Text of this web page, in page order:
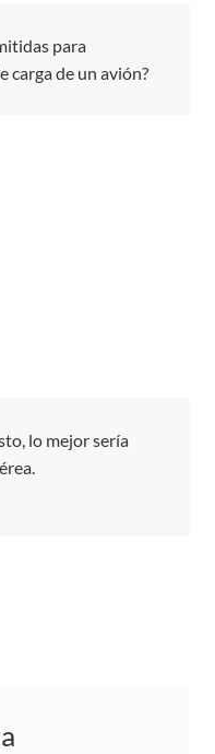
para
carga de un avión?
lo mejor sería